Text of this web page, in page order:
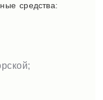
средства: